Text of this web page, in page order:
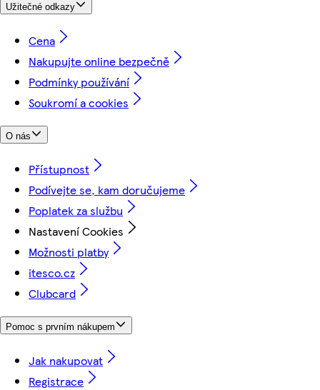
Užitečné odkazy
Cena
Nakupujte online bezpečně
Podmínky používání
Soukromí a cookies
O nás
Přístupnost
Podívejte se, kam doručujeme
Poplatek za službu
Nastavení Cookies
Možnosti platby
itesco.cz
Clubcard
Pomoc s prvním nákupem
Jak nakupovat
Registrace